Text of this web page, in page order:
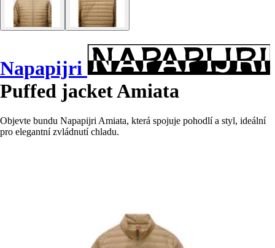
Napapijri
Puffed jacket Amiata
Objevte bundu Napapijri Amiata, která spojuje pohodlí a styl, ideální
pro elegantní zvládnutí chladu.